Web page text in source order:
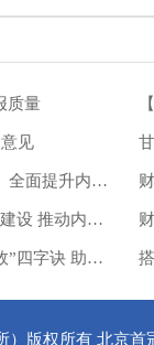
质量
见
财政部四川监管局：“统、实、严”精准发力 全面提升内控工作质效
财政部浙江监管局：“四字诀”抓好内控制度建设 推动内控工作高质量发展
财政部云南监管局：念好内控建设“深实严效”四字诀 助力财政监管工作提质增效
版权所有 北京首